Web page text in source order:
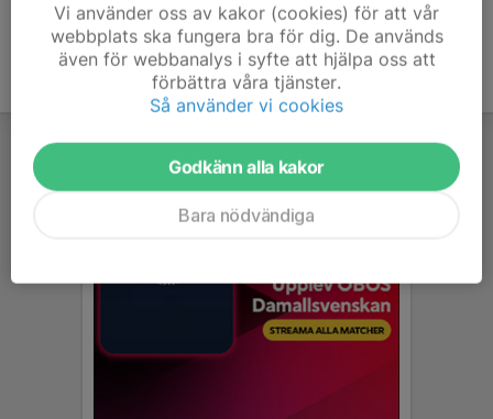
Vi använder oss av kakor (cookies) för att vår
webbplats ska fungera bra för dig. De används
även för webbanalys i syfte att hjälpa oss att
förbättra våra tjänster.
Så använder vi cookies
Godkänn alla kakor
Bara nödvändiga